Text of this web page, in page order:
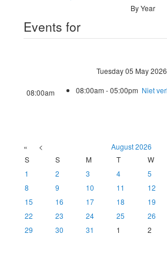
By Year
Events for
Tuesday 05 May 2026
08:00am 08:00am - 05:00pm Niet
« < August 2026
S
S M T W
1
2 3 4 5
8
9 10 11 12
15
16 17 18 19
22
23 24 25 26
29
30 31 1 2